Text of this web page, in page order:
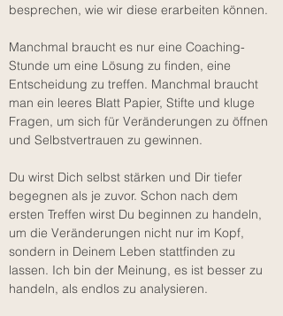
besprechen, wie wir diese erarbeiten können.
Manchmal braucht es nur eine Coaching-
Stunde um eine Lösung zu finden, eine
Entscheidung zu treffen. Manchmal braucht
man ein leeres Blatt Papier, Stifte und kluge
Fragen, um sich für Veränderungen zu öffnen
und Selbstvertrauen zu gewinnen.
Du wirst Dich selbst stärken und Dir tiefer
begegnen als je zuvor. Schon nach dem
ersten Treffen wirst Du beginnen zu handeln,
um die Veränderungen nicht nur im Kopf,
sondern in Deinem Leben stattfinden zu
lassen. Ich bin der Meinung, es ist besser zu
handeln, als endlos zu analysieren.